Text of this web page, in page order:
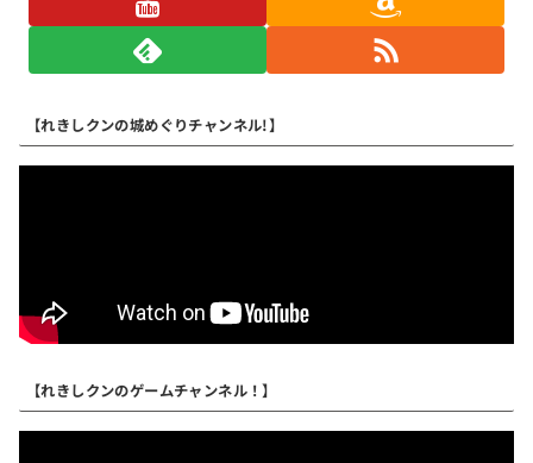
【れきしクンの城めぐりチャンネル!】
【れきしクンのゲームチャンネル！】